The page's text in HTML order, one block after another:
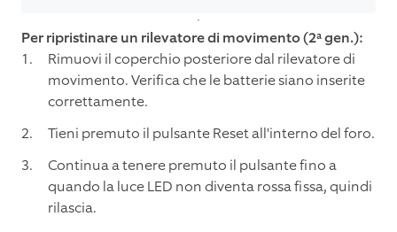
Per ripristinare un rilevatore di movimento (2ª gen.):
Rimuovi il coperchio posteriore dal rilevatore di
movimento. Verifica che le batterie siano inserite
correttamente.
Tieni premuto il pulsante Reset all'interno del foro.
Continua a tenere premuto il pulsante fino a
quando la luce LED non diventa rossa fissa, quindi
rilascia.